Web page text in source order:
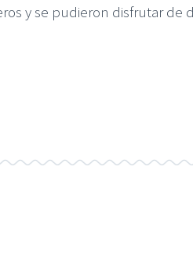
y se pudieron disfrutar de